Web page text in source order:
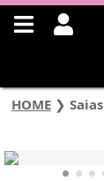
HOME ❯ Saias